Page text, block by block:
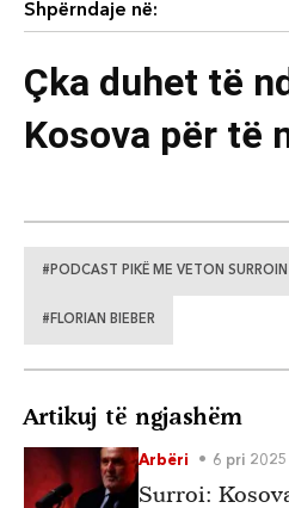
Shpërndaje në:
Çka duhet të
Kosova për të
Surroit?
#PODCAST PIKË ME VETON SURROIN
#FLORIAN BIEBER
Artikuj të ngjashëm
Arbëri 6 pri 2025
Surroi: